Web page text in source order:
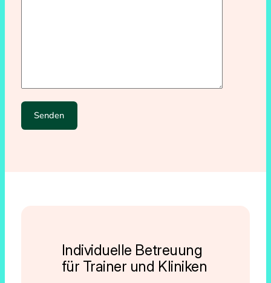
Individuelle Betreuung
für Trainer und Kliniken